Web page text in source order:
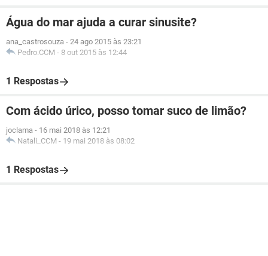
Água do mar ajuda a curar sinusite?
ana_castrosouza - 24 ago 2015 às 23:21
Pedro.CCM - 8 out 2015 às 12:44
1 Respostas
Com ácido úrico, posso tomar suco de limão?
joclama - 16 mai 2018 às 12:21
Natali_CCM - 19 mai 2018 às 08:02
1 Respostas